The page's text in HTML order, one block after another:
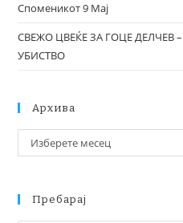
Споменикот 9 Мај
СВЕЖО ЦВЕЌЕ ЗА ГОЦЕ ДЕЛЧЕВ
УБИСТВО
Архива
Изберете месец
Пребарај